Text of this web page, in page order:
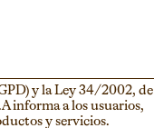
y la Ley 34/2002, de
informa a los usuarios,
y servicios.